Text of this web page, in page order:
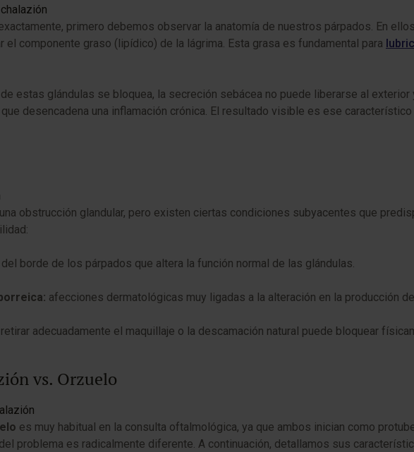
primero debemos observar la anatomía de nuestros párpados. En
componente graso (lipídico) de la lágrima. Esta grasa es fundamental para
estas glándulas se bloquea, la secreción sebácea no puede liberarse al
desencadena una inflamación crónica. El resultado visible es ese característico
obstrucción glandular, pero existen ciertas condiciones subyacentes que
borde de los párpados que altera la función normal de las glándulas.
afecciones dermatológicas muy ligadas a la alteración en la producción
adecuadamente el maquillaje o la descamación natural puede bloquear
vs. Orzuelo
es muy habitual en la consulta oftalmológica, ya que ambos inician como
problema es radicalmente diferente. A continuación, detallamos sus